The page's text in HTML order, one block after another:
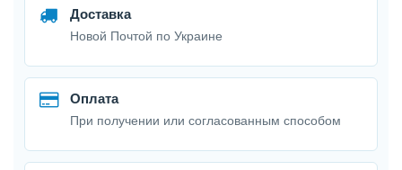
Доставка
Новой Почтой по Украине
Оплата
При получении или согласованным способом